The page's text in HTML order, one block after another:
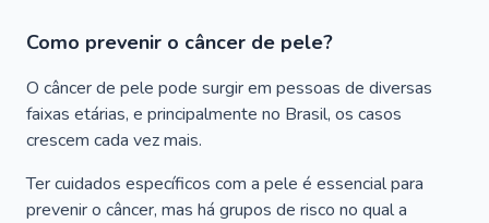
Como prevenir o câncer de pele?
O câncer de pele pode surgir em pessoas de diversas
faixas etárias, e principalmente no Brasil, os casos
crescem cada vez mais.
Ter cuidados específicos com a pele é essencial para
prevenir o câncer, mas há grupos de risco no qual a